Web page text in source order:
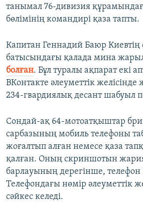
танымал 76-дивизия
бөлімінің командирі қаза тапты.
Капитан Геннадий Баюр Киевтің
батысындағы қалада мина
болған. Бұл туралы ақпарат екі
ВКонтакте әлеуметтік
234-гвардиялық десант шабуыл
Сондай-ақ 64-мотоатқыштар
сарбазының мобиль телефоны
жоғалтып алған немесе қаза
қалған. Оның скриншотын
барлауының дерегінше, телефон
Телефондағы нөмір әлеуметтік
сәйкес келеді.